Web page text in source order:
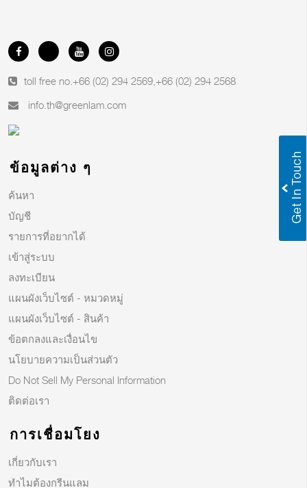
toll free no. +66 (02) 294 2569 +66 (02) 294 2568
info.th@greenlam.com
ข้อมูลต่าง ๆ
ค้นหา
บัญชี
รายการที่อยากได้
เข้าสู่ระบบ
ลงทะเบียน
แผนผังเว็บไซต์ - หมวดหมู่
แผนผังเว็บไซต์ - สินค้า
ข้อตกลงและเงื่อนไข
นโยบายความเป็นส่วนตัว
Do Not Sell My Personal Information
ติดต่อเรา
การเชื่อมโยง
เกี่ยวกับเรา
ทำไมต้องกรีนแลม